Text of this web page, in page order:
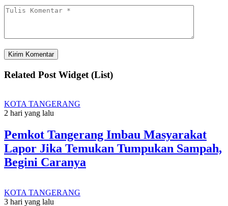
Related Post Widget (List)
KOTA TANGERANG
2 hari yang lalu
Pemkot Tangerang Imbau Masyarakat
Lapor Jika Temukan Tumpukan Sampah,
Begini Caranya
KOTA TANGERANG
3 hari yang lalu